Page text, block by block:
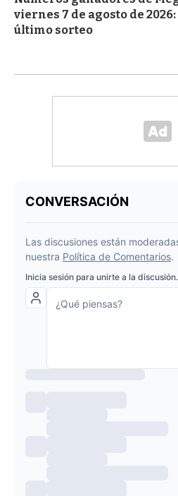
viernes 7 de agosto de
último sorteo